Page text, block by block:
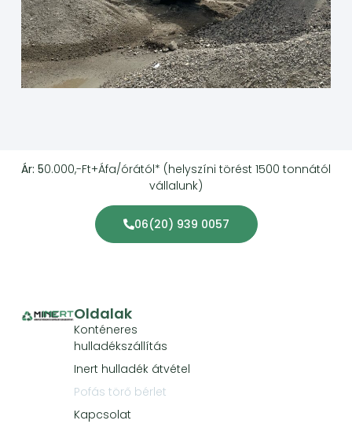
Ár: 50.000,-Ft+Áfa/órától* (helyszíni törést 1500 tonnától
vállalunk)
06(20) 939 0057
Oldalak
Konténeres
hulladékszállítás
Inert hulladék átvétel
Pofás törő bérlet
Kapcsolat